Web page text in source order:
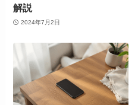
解説
2024年7月2日